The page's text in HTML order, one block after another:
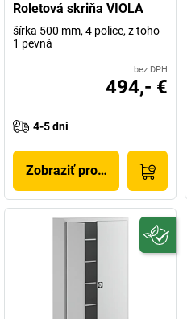
Roletová skriňa VIOLA
šírka 500 mm, 4 police, z toho
1 pevná
bez DPH
494,- €
4-5 dni
Zobraziť produkt